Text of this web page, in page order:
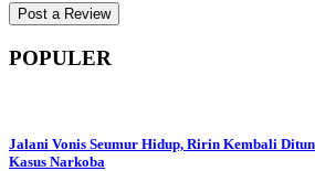
POPULER
Jalani Vonis Seumur Hidup, Ririn Kembali
Kasus Narkoba